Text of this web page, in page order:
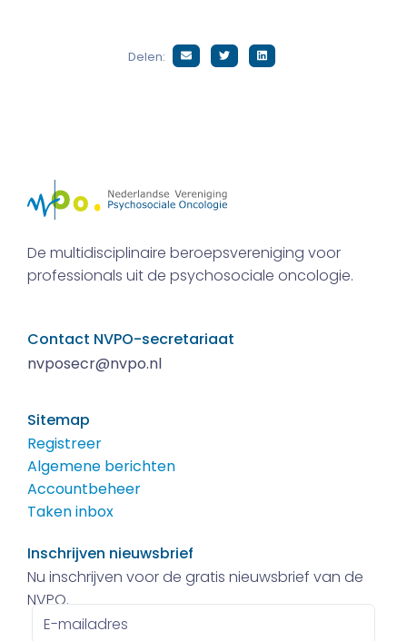
Delen:
De multidisciplinaire beroepsvereniging voor
professionals uit de psychosociale oncologie.
Contact NVPO-secretariaat
nvposecr@nvpo.nl
Sitemap
Registreer
Algemene berichten
Accountbeheer
Taken inbox
Inschrijven nieuwsbrief
Nu inschrijven voor de gratis nieuwsbrief van de
NVPO.
E-
mailadres